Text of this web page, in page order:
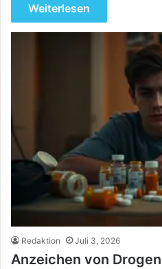
Weiterlesen
Redaktion Juli 3, 2026
Anzeichen von